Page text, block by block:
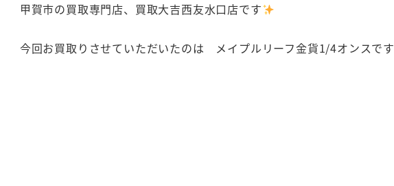
甲賀市の買取専門店、買取大吉西友水口店です
今回お買取りさせていただいたのは メイプルリーフ金貨1/4オンスです